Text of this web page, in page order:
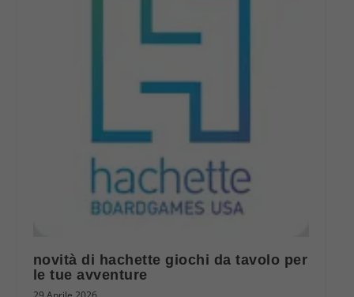
novità di hachette giochi da tavolo per
le tue avventure